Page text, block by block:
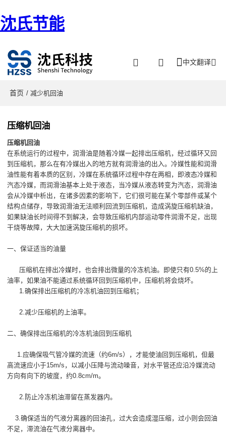
沈氏节能
中文翻译
首页 / 减少机回油
压缩机回油
压缩机回油
在系统运行的过程中，润滑油是随着冷媒一起排出压缩机，经过循环又回
到压缩机，那么在有冷媒出入的地方就有润滑油的出入。冷媒性能和润滑
油性能有着本质的区别，冷媒在系统循环过程中存在两相，即液态冷媒和
汽态冷媒，而润滑油基本上处于液态，当冷媒从液态转变为汽态，润滑油
会从冷媒中析出，在诸多因素的影响下，它们很可能在某个零部件或某个
结构点储存，导致润滑油无法顺利回流到压缩机，造成涡旋压缩机缺油，
如果缺油长时间得不到解决，会导致压缩机内部运动零件润滑不足，出现
干烧等故障，大大加速涡旋压缩机的损坏。
一、保证适当的油量
压缩机在排出冷媒时，也会排出微量的冷冻机油。即使只有0.5%的上
油率，如果油不能通过系统循环回到压缩机中，压缩机将会烧坏。
1.确保排出压缩机的冷冻机油回到压缩机；
2.减少压缩机的上油率。
二、确保排出压缩机的冷冻机油回到压缩机
1.应确保吸气管冷媒的流速（约6m/s），才能使油回到压缩机，但最
高流速应小于15m/s，以减小压降与流动噪音，对水平管还应沿冷媒流动
方向有向下的坡度，约0.8cm/m。
2.防止冷冻机油滞留在蒸发器内。
3.确保适当的气液分离器的回油孔，过大会造成湿压缩，过小则会回油
不足，滞流油在气液分离器中。